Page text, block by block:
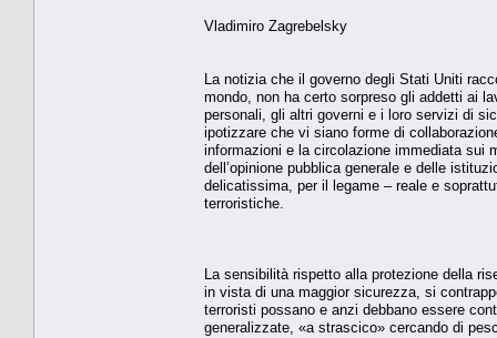
Vladimiro Zagrebelsky
La notizia che il governo degli Stati Uniti
mondo, non ha certo sorpreso gli addetti ai
personali, gli altri governi e i loro servizi di
ipotizzare che vi siano forme di
informazioni e la circolazione immediata sui
dell’opinione pubblica generale e delle
delicatissima, per il legame – reale e
terroristiche.
La sensibilità rispetto alla protezione della
in vista di una maggior sicurezza, si
terroristi possano e anzi debbano essere
generalizzate, «a strascico» cercando di